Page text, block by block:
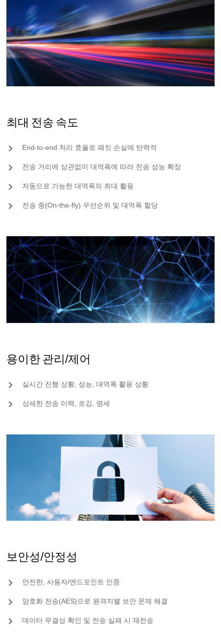
최대 전송 속도
End-to-end 처리 효율로 패킷 손실에 탄력적
전송 거리에 상관없이 대역폭에 따라 전송 성능 확장
자동으로 가능한 대역폭의 최대 활용
전송 중(On-the-fly) 우선순위 및 대역폭 할당
용이한 관리/제어
실시간 진행 상황, 성능, 대역폭 활용 상황
상세한 전송 이력, 로깅, 명세
보안성/안정성
안전한, 사용자/엔드포인트 인증
암호화 전송(AES)으로 원격지별 보안 문제 해결
데이터 무결성 확인 및 전송 실패 시 재전송